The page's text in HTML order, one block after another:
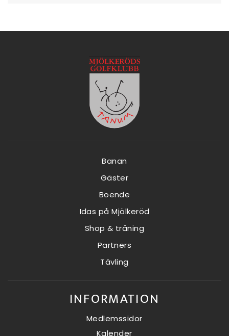
Banan
Gäster
Boende
Idas på Mjölkeröd
Shop & träning
Partners
Tävling
INFORMATION
Medlemssidor
Kalender